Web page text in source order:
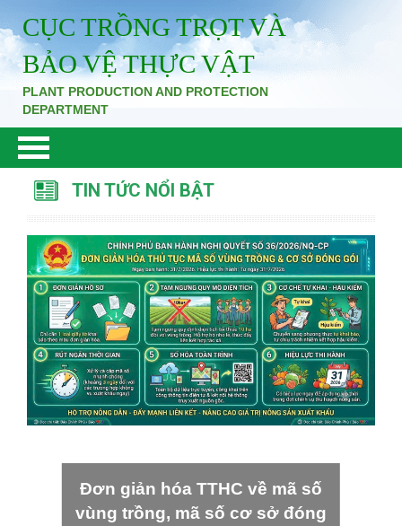
CỤC TRỒNG TRỌT VÀ
BẢO VỆ THỰC VẬT
PLANT PRODUCTION AND PROTECTION
DEPARTMENT
TIN TỨC NỔI BẬT
Đơn giản hóa TTHC về mã số
vùng trồng, mã số cơ sở đóng